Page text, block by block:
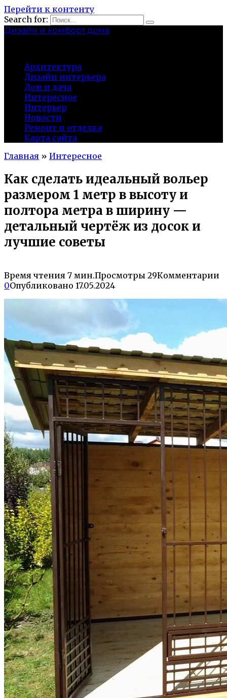
Перейти к контенту
Search for:
Дизайн и комфорт дома
Архитектура
Дизайн интерьера
Дом и дача
Интересное
Интерьер
Новости
Ремонт и отделка
Карта сайта
Главная » Интересное
Как сделать идеальный вольер
размером 1 метр в высоту и
полтора метра в ширину —
детальный чертёж из досок и
лучшие советы
Время чтения 7 мин.Просмотры 29Комментарии
0Опубликовано 17.05.2024